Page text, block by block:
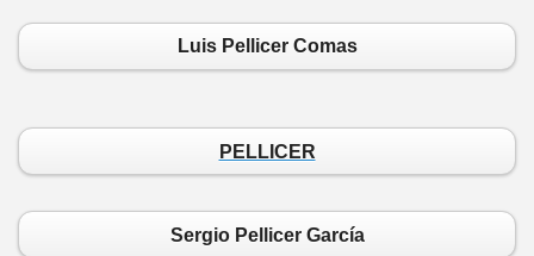
Luis Pellicer Comas
PELLICER
Sergio Pellicer García